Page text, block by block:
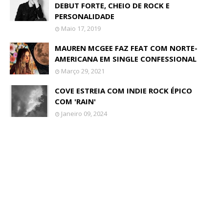
DEBUT FORTE, CHEIO DE ROCK E
PERSONALIDADE
Maio 17, 2019
MAUREN MCGEE FAZ FEAT COM NORTE-
AMERICANA EM SINGLE CONFESSIONAL
Março 29, 2021
COVE ESTREIA COM INDIE ROCK ÉPICO
COM 'RAIN'
Janeiro 09, 2024